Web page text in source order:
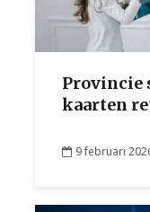
Provincie
kaarten
9 februari